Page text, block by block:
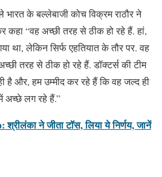
के बल्लेबाजी कोच विक्रम राठौर ने
“वह अच्छी तरह से ठीक हो रहे हैं. हां,
था, लेकिन सिर्फ एहतियात के तौर पर. वह
तरह से ठीक हो रहे हैं. डॉक्टर्स की टीम
है और, हम उम्मीद कर रहे हैं कि वह जल्द ही
अच्छे लग रहे हैं.”
ने जीता टॉस, लिया ये निर्णय, जानें